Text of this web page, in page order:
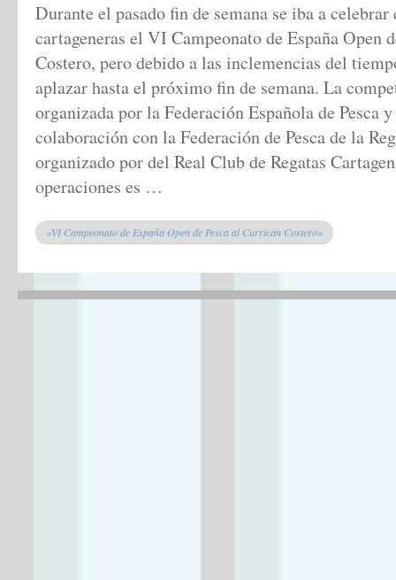
Durante el pasado fin de semana se iba a celebrar
cartageneras el VI Campeonato de España Open
Costero, pero debido a las inclemencias del
aplazar hasta el próximo fin de semana. La
organizada por la Federación Española de Pesca
colaboración con la Federación de Pesca de la
organizado por del Real Club de Regatas
operaciones es …
«VI Campeonato de España Open de Pesca al Curricán Costero»